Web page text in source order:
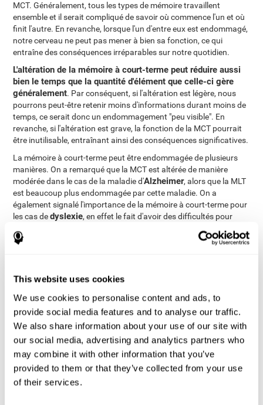
This website uses cookies
We use cookies to personalise content and ads, to
provide social media features and to analyse our traffic.
We also share information about your use of our site with
our social media, advertising and analytics partners who
may combine it with other information that you’ve
provided to them or that they’ve collected from your use
of their services.
MCT. Généralement, tous les types de mémoire travaillent
ensemble et il serait compliqué de savoir où commence l'un et où
finit l'autre. En revanche, lorsque l'un d'entre eux est endommagé,
notre cerveau ne peut pas mener à bien sa fonction, ce qui
entraîne des conséquences irréparables sur notre quotidien.
L'altération de la mémoire à court-terme peut réduire aussi
bien le temps que la quantité d'élément que celle-ci gère
généralement. Par conséquent, si l'altération est légère, nous
pourrons peut-être retenir moins d'informations durant moins de
temps, ce serait donc un endommagement "peu visible". En
revanche, si l'altération est grave, la fonction de la MCT pourrait
être inutilisable, entraînant ainsi des conséquences significatives.
La mémoire à court-terme peut être endommagée de plusieurs
manières. On a remarqué que la MCT est altérée de manière
modérée dans le cas de la maladie d'Alzheimer, alors que la MLT
est beaucoup plus endommagée par cette maladie. On a
également signalé l'importance de la mémoire à court-terme pour
les cas dedyslexie, en effet le fait d'avoir des difficultés pour
stocker des informations phonologiques peut engendrer des
problèmes pour apprendre à lire. Par ailleurs, la consommation
crânienpeut également altérer la mémoire à court-terme.
Comment pouvons-nous mesurer
et évaluer la mémoire à court-
terme?
La mémoire à court-terme intervient dans la majorité des activités
de notre quotidien. Le fait que nous puissions interagir
correctement avec les personnes qui nous entourent et notre